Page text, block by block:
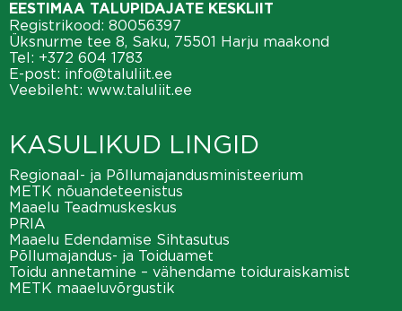
EESTIMAA TALUPIDAJATE KESKLIIT
Registrikood: 80056397
Üksnurme tee 8, Saku, 75501 Harju maakond
Tel: +372 604 1783
E-post: info@taluliit.ee
Veebileht: www.taluliit.ee
KASULIKUD LINGID
Regionaal- ja Põllumajandusministeerium
METK nõuandeteenistus
Maaelu Teadmuskeskus
PRIA
Maaelu Edendamise Sihtasutus
Põllumajandus- ja Toiduamet
Toidu annetamine – vähendame toiduraiskamist
METK maaeluvõrgustik